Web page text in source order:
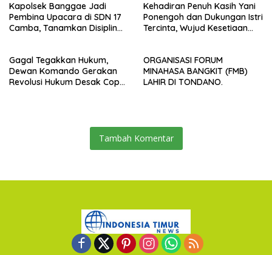
Berkelanjutan
Kapolsek Banggae Jadi
Pembina Upacara di SDN 17
Camba, Tanamkan Disiplin
Kehadiran Penuh Kasih Yani
Ponengoh dan Dukungan Istri
Tercinta, Wujud Kesetiaan
Gagal Tegakkan Hukum,
Dewan Komando Gerakan
Revolusi Hukum Desak Copot
ORGANISASI FORUM
MINAHASA BANGKIT (FMB)
LAHIR DI TONDANO.
Tambah Komentar